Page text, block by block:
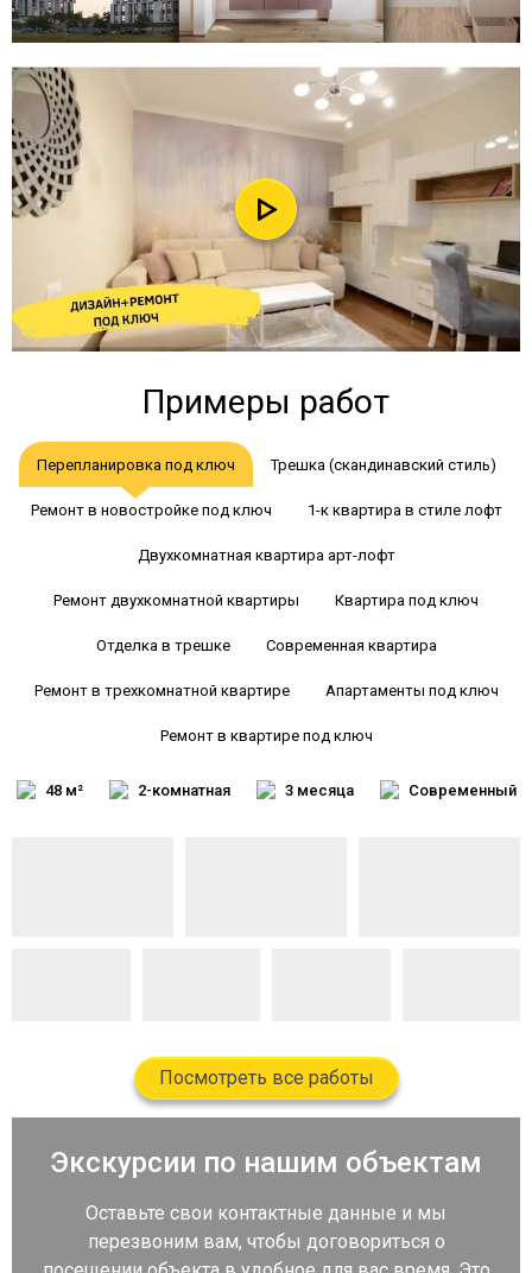
Примеры работ
Перепланировка под ключ Трешка (скандинавский стиль)
Ремонт в новостройке под ключ 1-к квартира в стиле лофт
Двухкомнатная квартира арт-лофт
Ремонт двухкомнатной квартиры Квартира под ключ
Отделка в трешке Современная квартира
Ремонт в трехкомнатной квартире Апартаменты под ключ
Ремонт в квартире под ключ
48 м² 2-комнатная 3 месяца Современный
Посмотреть все работы
Экскурсии по нашим объектам
Оставьте свои контактные данные и мы
перезвоним вам, чтобы договориться о